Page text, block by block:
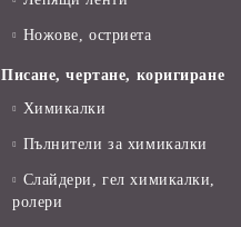
Ножове, остриета
Писане, чертане, коригиране
Химикалки
Пълнители за химикалки
Слайдери, гел химикалки,
ролери